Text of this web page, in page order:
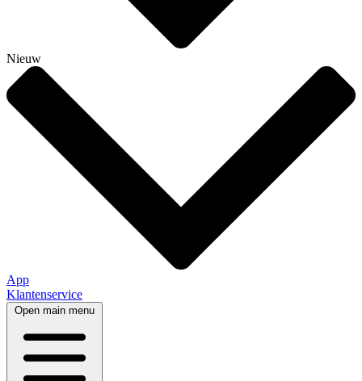
Nieuw
App
Klantenservice
Open main menu